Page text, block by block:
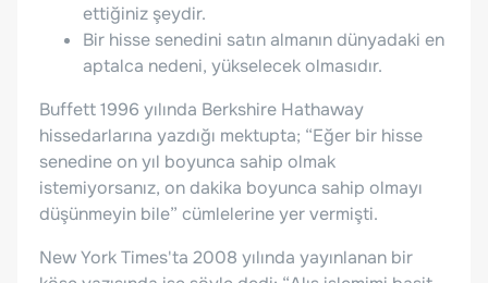
ettiğiniz şeydir.
Bir hisse senedini satın almanın dünyadaki en
aptalca nedeni, yükselecek olmasıdır.
Buffett 1996 yılında Berkshire Hathaway
hissedarlarına yazdığı mektupta; “Eğer bir hisse
senedine on yıl boyunca sahip olmak
istemiyorsanız, on dakika boyunca sahip olmayı
düşünmeyin bile” cümlelerine yer vermişti.
New York Times'ta 2008 yılında yayınlanan bir